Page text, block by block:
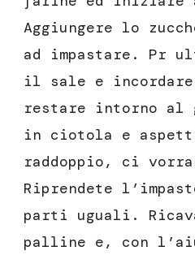
Aggiungere lo
ad impastare. Pr
il sale e
restare intorno al
in ciotola e
raddoppio, ci
Riprendete
parti uguali.
palline e, con